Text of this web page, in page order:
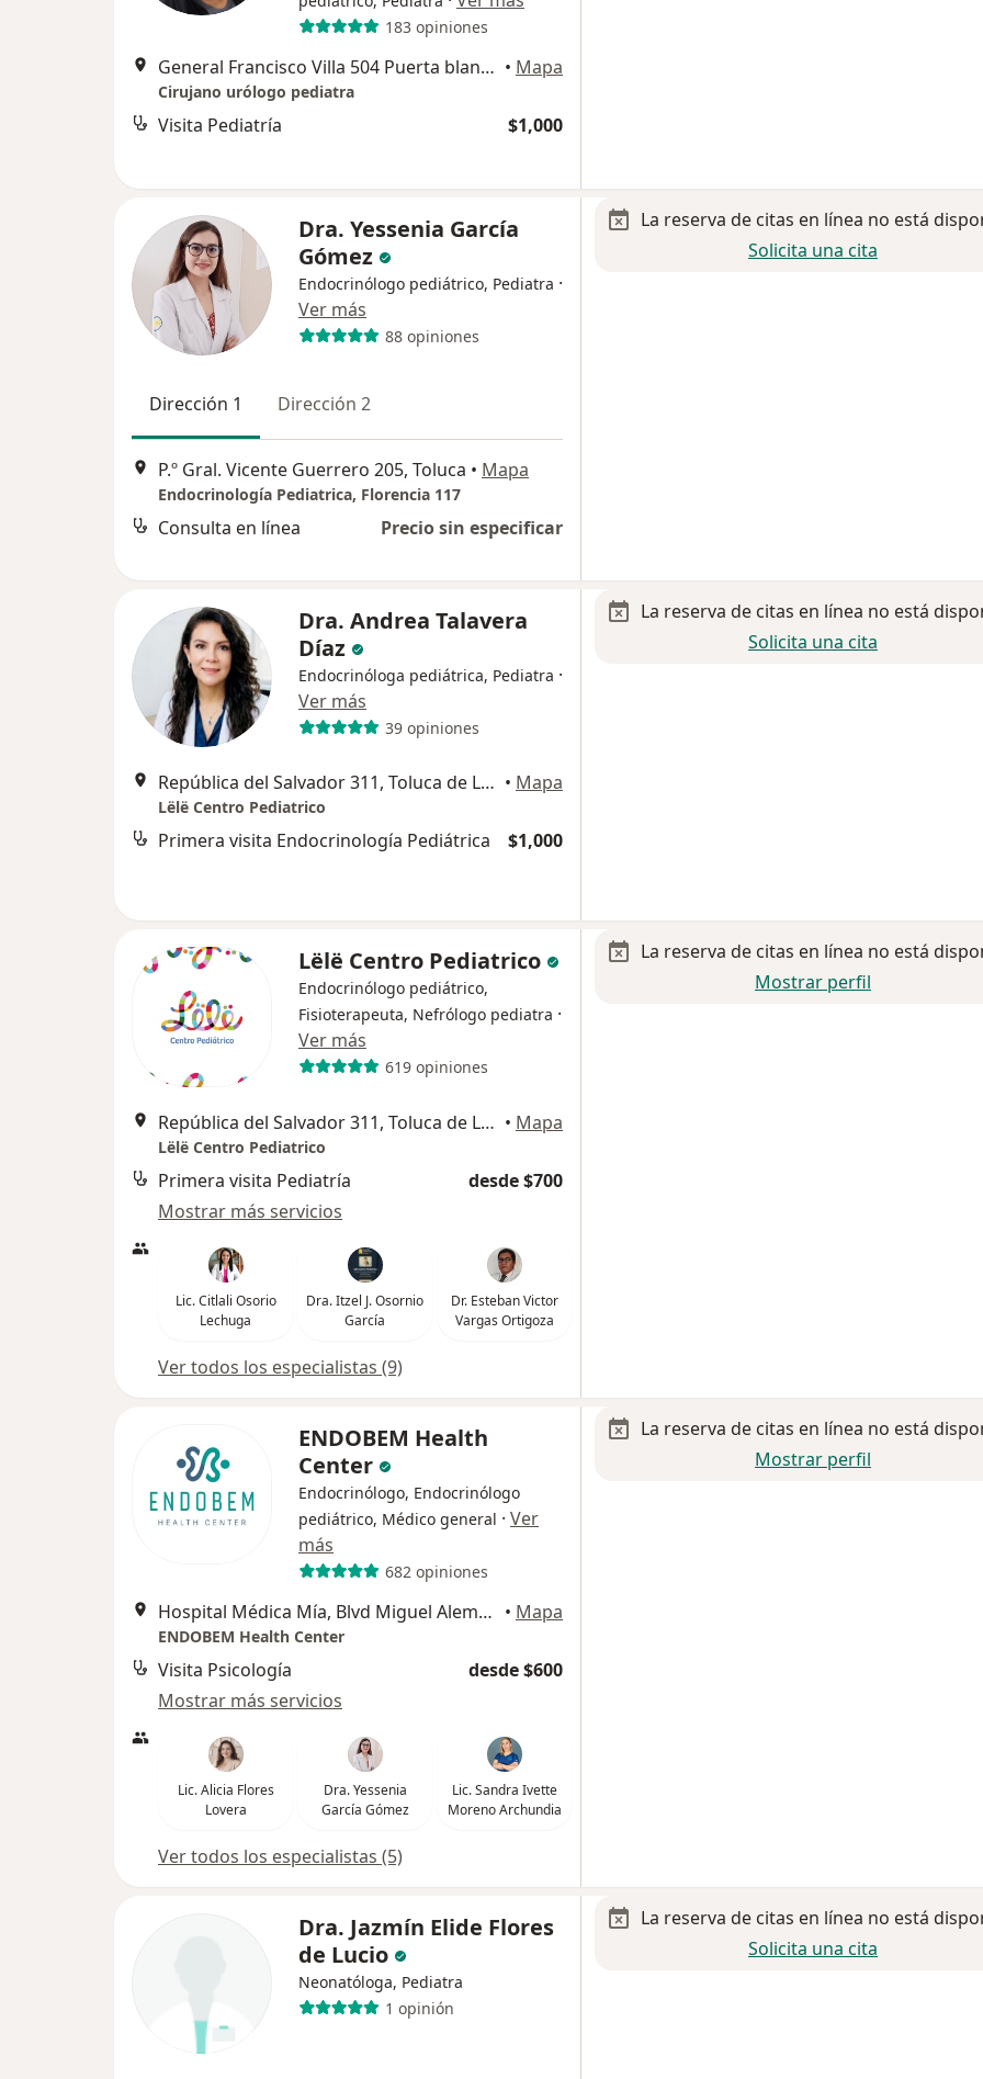
183 opiniones
General Francisco Villa 504 Puerta blanca, Toluca de Lerdo • Mapa
Cirujano urólogo pediatra
Visita Pediatría $1,000
Dra. Yessenia García
Gómez
Endocrinólogo pediátrico, Pediatra ·
Ver más
88 opiniones
Dirección 1 Dirección 2
P.º Gral. Vicente Guerrero 205, Toluca • Mapa
Endocrinología Pediatrica, Florencia 117
Consulta en línea Precio sin especificar
La reserva de citas en línea no está
Solicita una cita
Dra. Andrea Talavera
Díaz
Endocrinóloga pediátrica, Pediatra ·
Ver más
39 opiniones
República del Salvador 311, Toluca de Lerdo • Mapa
Lëlë Centro Pediatrico
Primera visita Endocrinología Pediátrica $1,000
La reserva de citas en línea no está
Solicita una cita
Lëlë Centro Pediatrico
Endocrinólogo pediátrico,
Fisioterapeuta, Nefrólogo pediatra ·
Ver más
619 opiniones
República del Salvador 311, Toluca de Lerdo • Mapa
Lëlë Centro Pediatrico
Primera visita Pediatría
desde $700
Mostrar más servicios
Lic. Citlali Osorio
Lechuga
Dra. Itzel J. Osornio
García
Dr. Esteban Victor
Vargas Ortigoza
Ver todos los especialistas (9)
La reserva de citas en línea no está
Mostrar perfil
ENDOBEM Health
Center
Endocrinólogo, Endocrinólogo
pediátrico, Médico general · Ver
más
682 opiniones
Hospital Médica Mía, Blvd Miguel Alemán No. 57......, Toluca • Mapa
ENDOBEM Health Center
Visita Psicología
desde $600
Mostrar más servicios
Lic. Alicia Flores
Lovera
Dra. Yessenia
García Gómez
Lic. Sandra Ivette
Moreno Archundia
Ver todos los especialistas (5)
La reserva de citas en línea no está
Mostrar perfil
Dra. Jazmín Elide Flores
de Lucio
Neonatóloga, Pediatra
1 opinión
La reserva de citas en línea no está
Solicita una cita